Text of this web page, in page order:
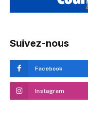
Suivez-nous
Facebook
Instagram